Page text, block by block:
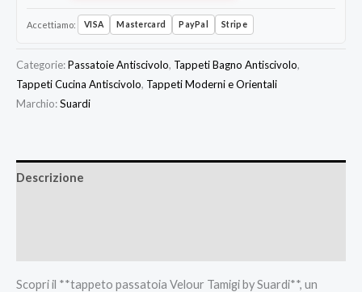
Accettiamo: VISA Mastercard PayPal Stripe
Categorie:Passatoie Antiscivolo, Tappeti Bagno Antiscivolo,
Tappeti Cucina Antiscivolo, Tappeti Moderni e Orientali
Marchio:Suardi
Descrizione
Scopri il **tappeto passatoia Velour Tamigi by Suardi**, un